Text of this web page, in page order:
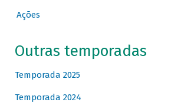
Ações
Outras temporadas
Temporada 2025
Temporada 2024